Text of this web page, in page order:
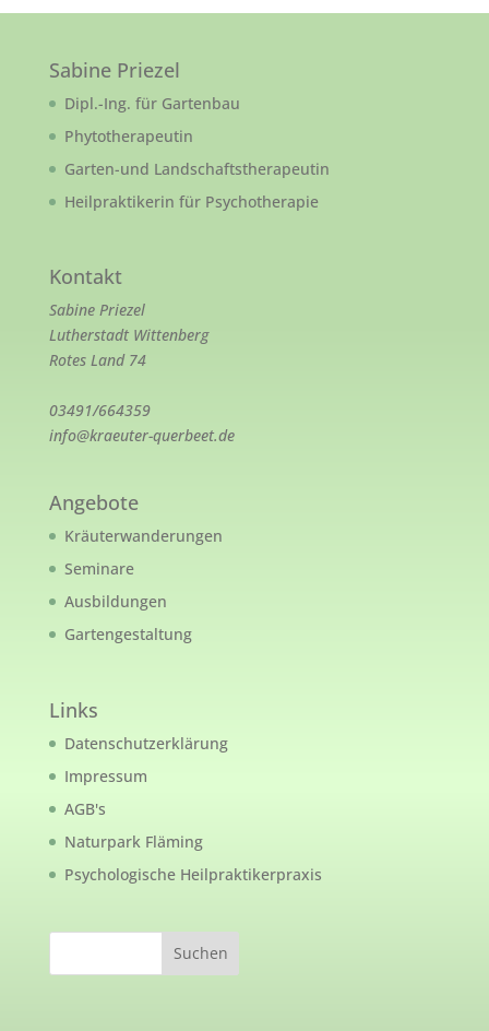
Sabine Priezel
Dipl.-Ing. für Gartenbau
Phytotherapeutin
Garten-und Landschaftstherapeutin
Heilpraktikerin für Psychotherapie
Kontakt
Sabine Priezel
Lutherstadt Wittenberg
Rotes Land 74
03491/664359
info@kraeuter-querbeet.de
Angebote
Kräuterwanderungen
Seminare
Ausbildungen
Gartengestaltung
Links
Datenschutzerklärung
Impressum
AGB's
Naturpark Fläming
Psychologische Heilpraktikerpraxis